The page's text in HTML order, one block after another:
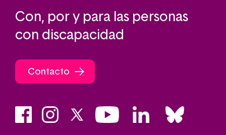
Con, por y para las personas
con discapacidad
Contacto